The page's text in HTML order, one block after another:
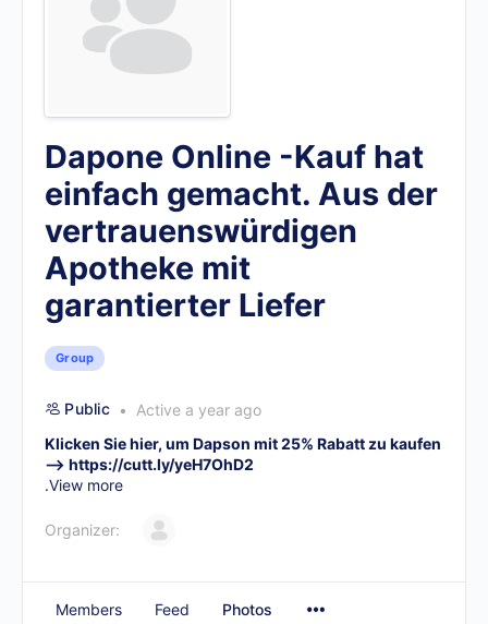
Dapone Online -Kauf hat
einfach gemacht. Aus der
vertrauenswürdigen
Apotheke mit
garantierter Liefer
Group
Public
Active a year ago
Klicken Sie hier, um Dapson mit 25% Rabatt zu kaufen
–> https://cutt.ly/yeH7OhD2
.View more
Organizer:
Members Feed Photos